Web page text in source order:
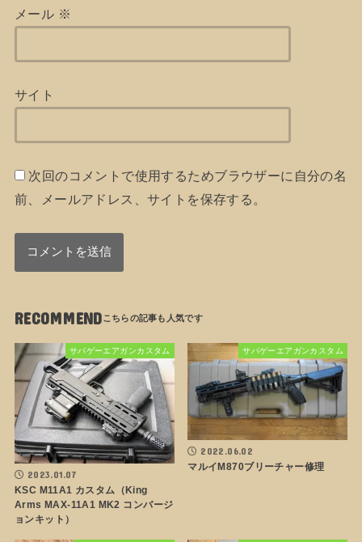
メール ※
サイト
次回のコメントで使用するためブラウザーに自分の名
前、メールアドレス、サイトを保存する。
RECOMMEND
サバゲーエアガンカスタム
2023.01.07
KSC M11A1 カスタム（King
Arms MAX-11A1 MK2 コンバージ
ョンキット）
サバゲーエアガンカスタム
2022.06.02
マルイM870ブリーチャー修理